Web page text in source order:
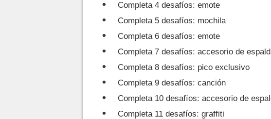
Completa 4 desafíos: emote
Completa 5 desafíos: mochila
Completa 6 desafíos: emote
Completa 7 desafíos: accesorio de
Completa 8 desafíos: pico exclusivo
Completa 9 desafíos: canción
Completa 10 desafíos: accesorio de
Completa 11 desafíos: graffiti